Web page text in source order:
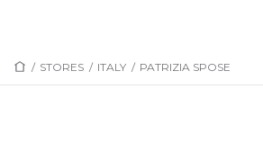
/ STORES / ITALY / PATRIZIA SPOSE